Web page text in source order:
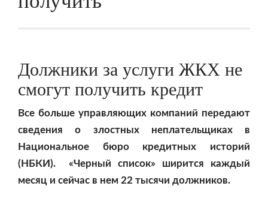
Должники за услуги ЖКХ не
смогут получить кредит
Все больше управляющих компаний передают
сведения о злостных неплательщиках в
Национальное бюро кредитных историй
(НБКИ). «Черный список» ширится каждый
месяц и сейчас в нем 22 тысячи должников.